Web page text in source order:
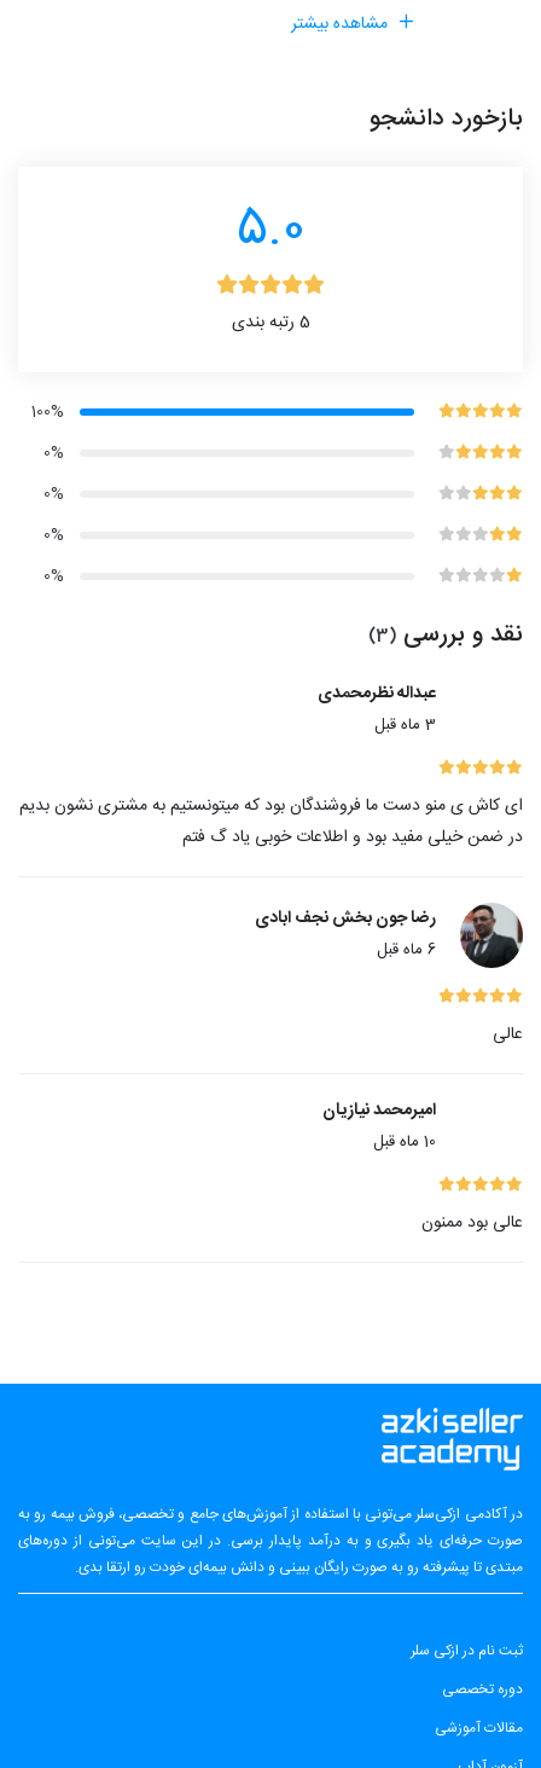
مشاهده بیشتر
بازخورد دانشجو
5.0
5 رتبه بندی
100%
0%
0%
0%
0%
نقد و بررسی (3)
عبداله نظرمحمدی
3 ماه قبل
ای کاش ی منو دست ما فروشندگان بود که میتونستیم به مشتری نشون بدیم
در ضمن خیلی مفید بود و اطلاعات خوبی یاد گ فتم
رضا جون بخش نجف ابادی
6 ماه قبل
عالی
امیرمحمد نیازیان
10 ماه قبل
عالی بود ممنون
در آکادمی ازکی‌سلر می‌تونی با استفاده از آموزش‌های جامع و تخصصی، فروش بیمه رو به
صورت حرفه‌ای یاد بگیری و به درآمد پایدار برسی. در این سایت می‌تونی از دوره‌های
مبتدی تا پیشرفته رو به صورت رایگان ببینی و دانش بیمه‌ای خودت رو ارتقا بدی.
ثبت نام در ازکی سلر
دوره تخصصی
مقالات آموزشی